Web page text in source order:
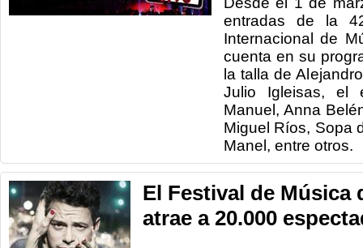
entradas de la
Internacional de
cuenta en su
la talla de
Julio Igleisas, el
Manuel, Anna
Miguel Ríos, Sopa
Manel, entre otros.
El Festival de Música
atrae a 20.000